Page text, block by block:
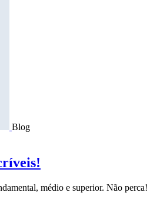
Blog
médio e superior. Não perca!